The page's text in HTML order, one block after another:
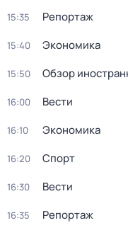
15:35 Репортаж
15:40 Экономика
15:50 Обзор
16:00 Вести
16:10 Экономика
16:20 Спорт
16:30 Вести
16:35 Репортаж